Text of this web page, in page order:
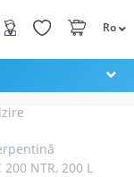
Ro
200 NTR, 200 L